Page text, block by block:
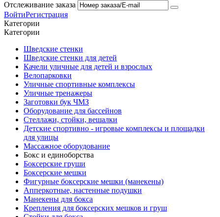
Отслеживание заказа
ВойтиРегистрация
Категории
Категории
Шведские стенки
Шведские стенки для детей
Качели уличные для детей и взрослых
Велопарковки
Уличные спортивные комплексы
Уличные тренажеры
Заготовки бук ЧМЗ
Оборудование для бассейнов
Стеллажи, стойки, вешалки
Детские спортивно - игровые комплексы и площадки
для улицы
Массажное оборудование
Бокс и единоборства
Боксерские груши
Боксерские мешки
Фигурные боксерские мешки (манекены)
Апперкотные, настенные подушки
Манекены для бокса
Крепления для боксерских мешков и груш